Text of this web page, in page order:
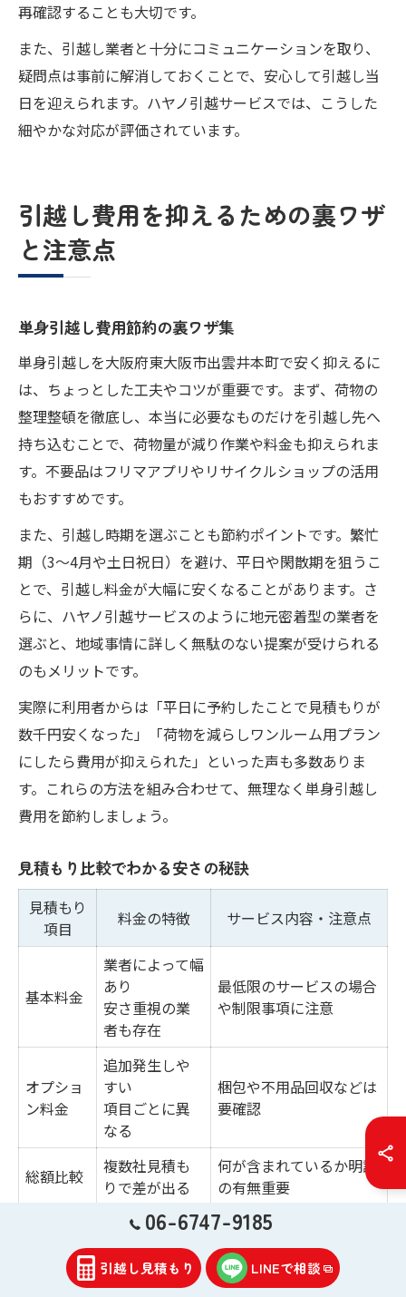
再確認することも大切です。
また、引越し業者と十分にコミュニケーションを取り、
疑問点は事前に解消しておくことで、安心して引越し当
日を迎えられます。ハヤノ引越サービスでは、こうした
細やかな対応が評価されています。
引越し費用を抑えるための裏ワザ
と注意点
単身引越し費用節約の裏ワザ集
単身引越しを大阪府東大阪市出雲井本町で安く抑えるに
は、ちょっとした工夫やコツが重要です。まず、荷物の
整理整頓を徹底し、本当に必要なものだけを引越し先へ
持ち込むことで、荷物量が減り作業や料金も抑えられま
す。不要品はフリマアプリやリサイクルショップの活用
もおすすめです。
また、引越し時期を選ぶことも節約ポイントです。繁忙
期（3～4月や土日祝日）を避け、平日や閑散期を狙うこ
とで、引越し料金が大幅に安くなることがあります。さ
らに、ハヤノ引越サービスのように地元密着型の業者を
選ぶと、地域事情に詳しく無駄のない提案が受けられる
のもメリットです。
実際に利用者からは「平日に予約したことで見積もりが
数千円安くなった」「荷物を減らしワンルーム用プラン
にしたら費用が抑えられた」といった声も多数ありま
す。これらの方法を組み合わせて、無理なく単身引越し
費用を節約しましょう。
見積もり比較でわかる安さの秘訣
見積もり
項目
料金の特徴 サービス内容・注意点
基本料金
業者によって幅
あり
安さ重視の業
者も存在
最低限のサービスの場合
や制限事項に注意
オプショ
ン料金
追加発生しや
すい
項目ごとに異
なる
梱包や不用品回収などは
要確認
総額比較
複数社見積も
りで差が出る
何が含まれているか明記
の有無重要
の透明性
明朗会計な業
者は安心
追加費用・説明の有無を
要チェック
06-6747-9185
引越し見積もり LINEで相談